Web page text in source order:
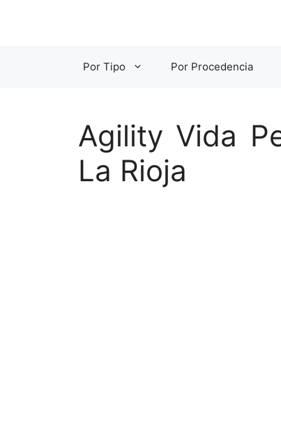
Por Tipo Por Procedencia
Agility Vida
La Rioja